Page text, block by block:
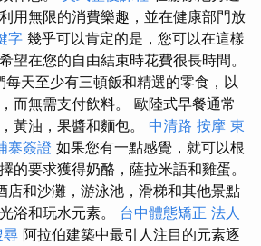
用無限的消費樂趣，並在健康部門放
字 幾乎可以肯定的是，您可以在這樣
望在您的自由結束時花費很長時間。
每天至少有三頓飯和精選的零食，以
而無需支付飲料。 歐陸式早餐通常
黃油，果醬和麵包。 中清路 按摩 東
寨簽證 如果您有一點感覺，就可以根
的要求獲得奶酪，薩拉米語和雞蛋。
店和沙灘，游泳池，滑梯和其他景點
浴和玩水元素。 台中體態矯正 法人
尋 阿拉伯建築中最引人注目的元素逐